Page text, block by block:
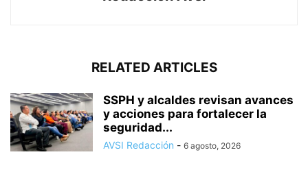
RELATED ARTICLES
SSPH y alcaldes revisan avances
y acciones para fortalecer la
seguridad...
AVSI Redacción - 6 agosto, 2026